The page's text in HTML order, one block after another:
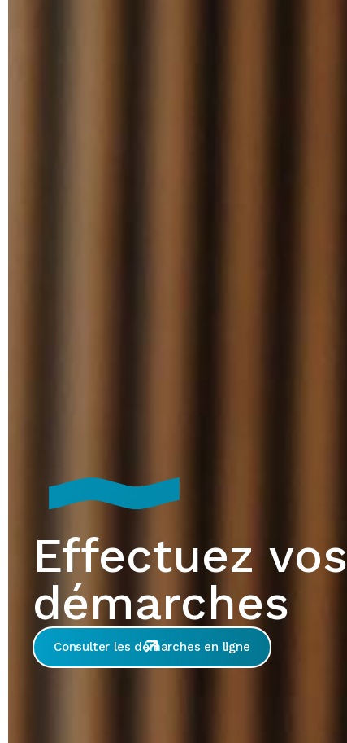
Effectuez vos
démarches
Consulter les démarches en ligne